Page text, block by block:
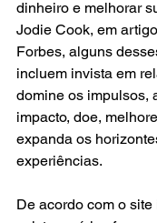
dinheiro e melhorar
Jodie Cook, em
Forbes, alguns
incluem invista em
domine os impulsos,
impacto, doe,
expanda os
experiências.
De acordo com o site